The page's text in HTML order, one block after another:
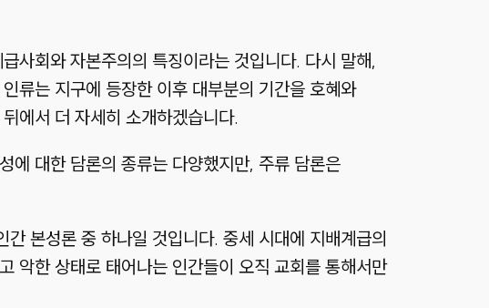
사회와 자본주의의 특징이라는 것입니다. 다시 말해,
류는 지구에 등장한 이후 대부분의 기간을 호혜와
에서 더 자세히 소개하겠습니다.
에 대한 담론의 종류는 다양했지만, 주류 담론은
간 본성론 중 하나일 것입니다. 중세 시대에 지배계급의
악한 상태로 태어나는 인간들이 오직 교회를 통해서만